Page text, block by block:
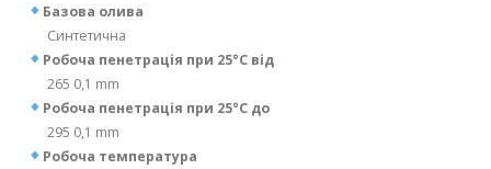
Базова олива
Синтетична
Робоча пенетрація при 25°C від
265 0,1 mm
Робоча пенетрація при 25°C до
295 0,1 mm
Робоча температура